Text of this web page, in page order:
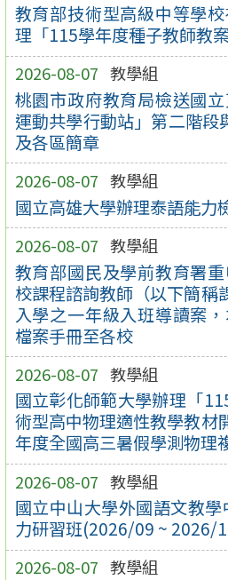
教育部技術型高級中等學
理「115學年度種子教師教案
2026-08-07 教學組
桃園市政府教育局檢送國
運動共學行動站」第二階
及各區簡章
2026-08-07 教學組
國立高雄大學辦理泰語能力
2026-08-07 教學組
教育部國民及學前教育署
校課程諮詢教師（以下簡稱
入學之一年級入班導讀案
檔案手冊至各校
2026-08-07 教學組
國立彰化師範大學辦理「
術型高中物理適性教學教材
年度全國高三暑假學測物理
2026-08-07 教學組
國立中山大學外國語文教
力研習班(2026/09 ~ 2026/
2026-08-07 教學組